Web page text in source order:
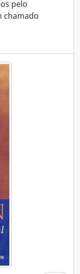
pelo
chamado